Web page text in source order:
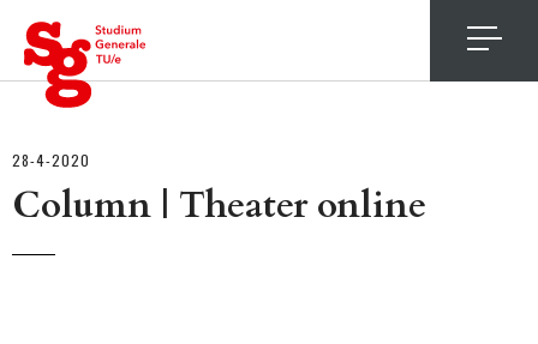
28-4-2020
Column | Theater online